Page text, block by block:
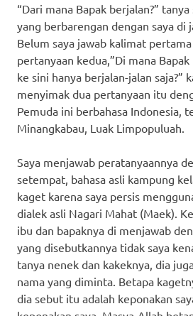
“Dari mana Bapak berjalan?”
yang berbarengan dengan saya di
Belum saya jawab kalimat
pertanyaan kedua,”Di mana
ke sini hanya berjalan-jalan saja?”
menyimak dua pertanyaan itu
Pemuda ini berbahasa Indonesia,
Minangkabau, Luak Limpopuluah.
Saya menjawab peratanyaannya
setempat, bahasa asli kampung
kaget karena saya persis
dialek asli Nagari Mahat (Maek).
ibu dan bapaknya di menjawab
yang disebutkannya tidak saya
tanya nenek dan kakeknya, dia
nama yang diminta. Betapa
dia sebut itu adalah keponakan